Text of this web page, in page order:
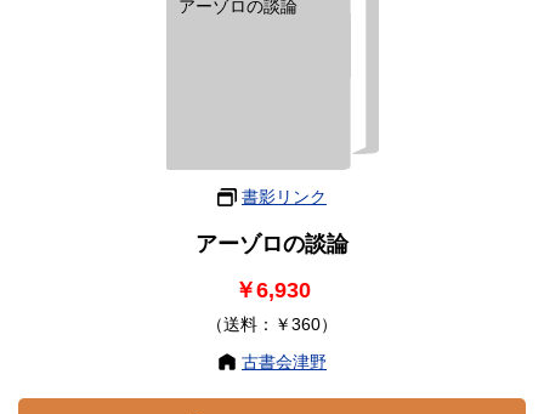
アーゾロの談論
書影リンク
アーゾロの談論
￥6,930
（送料：￥360）
古書会津野